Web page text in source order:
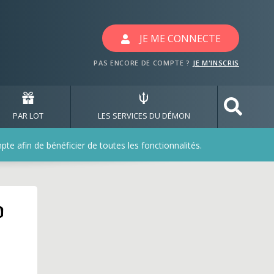
JE ME CONNECTE
PAS ENCORE DE COMPTE ? JE M'INSCRIS
PAR LOT LES SERVICES DU DÉMON
afin de bénéficier de toutes les fonctionnalités.